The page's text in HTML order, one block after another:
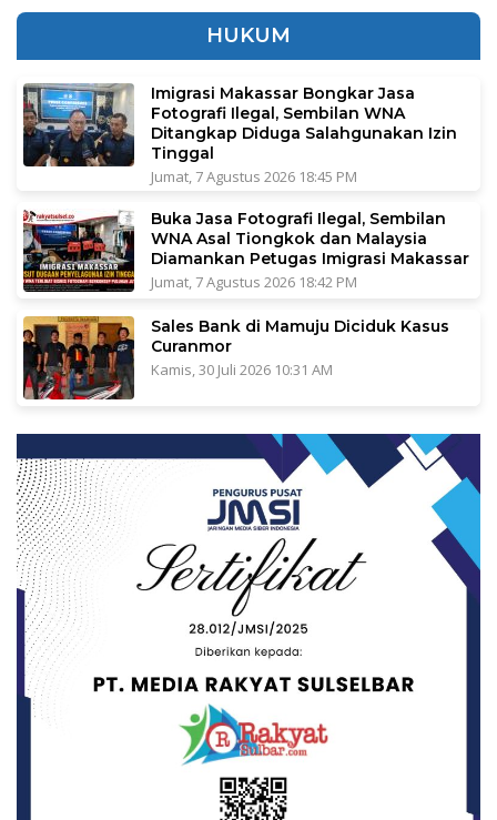
HUKUM
Imigrasi Makassar Bongkar Jasa
Fotografi Ilegal, Sembilan WNA
Ditangkap Diduga Salahgunakan Izin
Tinggal
Jumat, 7 Agustus 2026 18:45 PM
Buka Jasa Fotografi Ilegal, Sembilan
WNA Asal Tiongkok dan Malaysia
Diamankan Petugas Imigrasi Makassar
Jumat, 7 Agustus 2026 18:42 PM
Sales Bank di Mamuju Diciduk Kasus
Curanmor
Kamis, 30 Juli 2026 10:31 AM